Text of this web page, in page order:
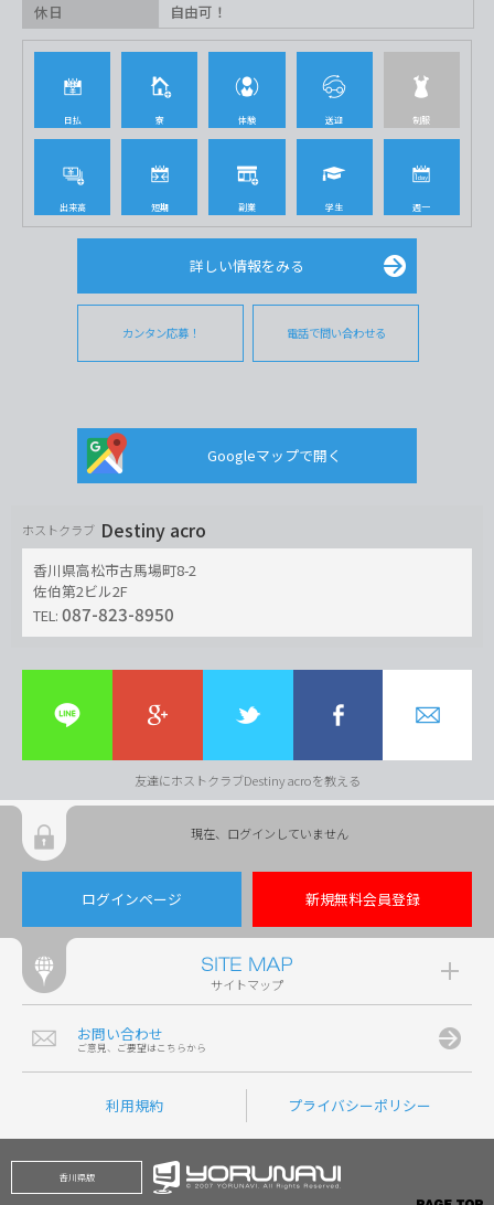
休日 自由可！
日払 寮 体験 送迎 制服
出来高 短期 副業 学生 週一
詳しい情報をみる
カンタン応募！ 電話で問い合わせる
Googleマップで開く
ホストクラブ Destiny acro
香川県高松市古馬場町8-2
佐伯第2ビル2F
TEL: 087-823-8950
友達にホストクラブDestiny acroを教える
現在、ログインしていません
ログインページ 新規無料会員登録
サイトマップ
お問い合わせ
ご意見、ご要望はこちらから
利用規約 プライバシーポリシー
香川県版